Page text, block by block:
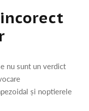
nu sunt un verdict
și noptierele